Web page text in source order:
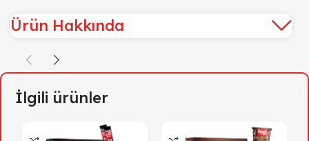
Ürün Hakkında
İlgili ürünler